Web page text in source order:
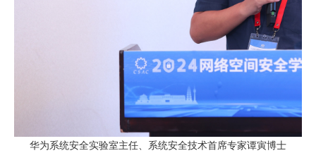
华为系统安全实验室主任、系统安全技术首席专家谭寅博士